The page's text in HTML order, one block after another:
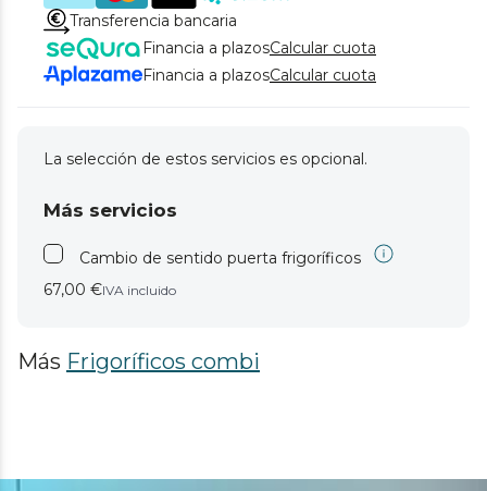
Transferencia bancaria
Financia a plazosCalcular cuota
Financia a plazosCalcular cuota
La selección de estos servicios es opcional.
Más servicios
Cambio de sentido puerta frigoríficos
67,00 €IVA incluido
Más Frigoríficos combi